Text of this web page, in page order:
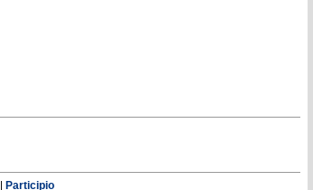
Participio